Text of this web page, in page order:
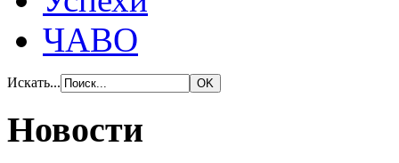
ЧАВО
Искать...
Новости